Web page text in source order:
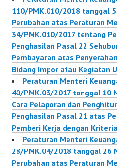
110/PMK.010/2018 tanggal
Perubahan atas Peraturan
34/PMK.010/2017 tentang
Penghasilan Pasal 22
Pembayaran atas
Bidang Impor atau Kegiatan
Peraturan Menteri
40/PMK.03/2017 tanggal 10
Cara Pelaporan dan
Penghasilan Pasal 21 atas
Pemberi Kerja dengan
Peraturan Menteri
28/PMK.04/2018 tanggal 26
Perubahan atas Peraturan